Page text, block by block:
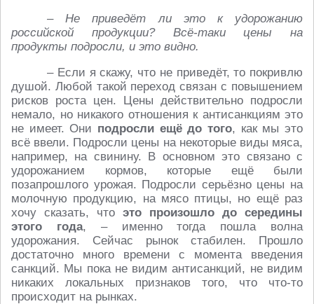
– Не приведёт ли это к удорожанию
российской продукции? Всё-таки цены на
продукты подросли, и это видно.
– Если я скажу, что не приведёт, то покривлю
душой. Любой такой переход связан с повышением
рисков роста цен. Цены действительно подросли
немало, но никакого отношения к антисанкциям это
не имеет. Они подросли ещё до того, как мы это
всё ввели. Подросли цены на некоторые виды мяса,
например, на свинину. В основном это связано с
удорожанием кормов, которые ещё были
позапрошлого урожая. Подросли серьёзно цены на
молочную продукцию, на мясо птицы, но ещё раз
хочу сказать, что это произошло до середины
этого года, – именно тогда пошла волна
удорожания. Сейчас рынок стабилен. Прошло
достаточно много времени с момента введения
санкций. Мы пока не видим антисанкций, не видим
никаких локальных признаков того, что что-то
происходит на рынках.